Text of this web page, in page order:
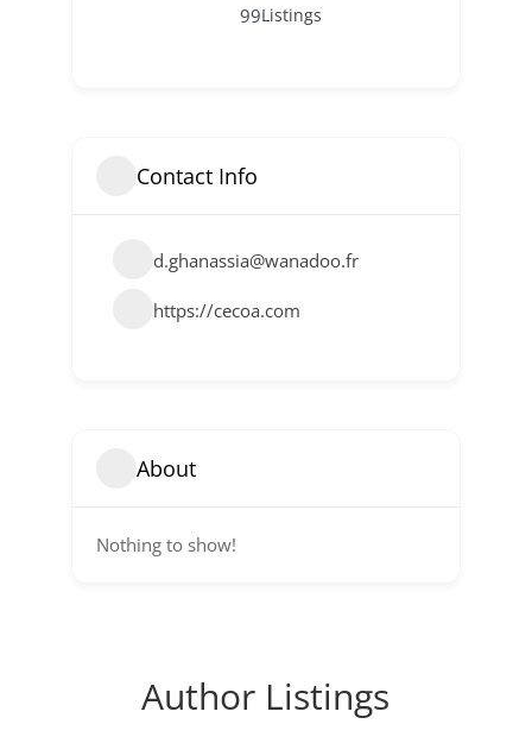
99Listings
Contact Info
d.ghanassia@wanadoo.fr
https://cecoa.com
About
Nothing to show!
Author Listings